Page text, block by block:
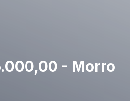
- Morro